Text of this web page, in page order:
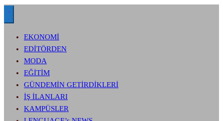
EKONOMİ
EDİTÖRDEN
MODA
EĞİTİM
GÜNDEMİN GETİRDİKLERİ
İŞ İLANLARI
KAMPÜSLER